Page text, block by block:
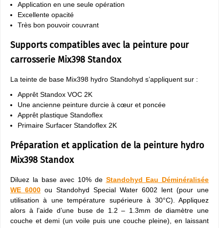
Application en une seule opération
Excellente opacité
Très bon pouvoir couvrant
Supports compatibles avec la peinture pour
carrosserie Mix398 Standox
La teinte de base Mix398 hydro Standohyd s’appliquent sur :
Apprêt Standox VOC 2K
Une ancienne peinture durcie à cœur et poncée
Apprêt plastique Standoflex
Primaire Surfacer Standoflex 2K
Préparation et application de la peinture hydro
Mix398 Standox
Diluez la base avec 10% de Standohyd Eau Déminéralisée
WE 6000 ou Standohyd Special Water 6002 lent (pour une
utilisation à une température supérieure à 30°C). Appliquez
alors à l’aide d’une buse de 1.2 – 1.3mm de diamètre une
couche et demi (un voile puis une couche pleine), en laissant